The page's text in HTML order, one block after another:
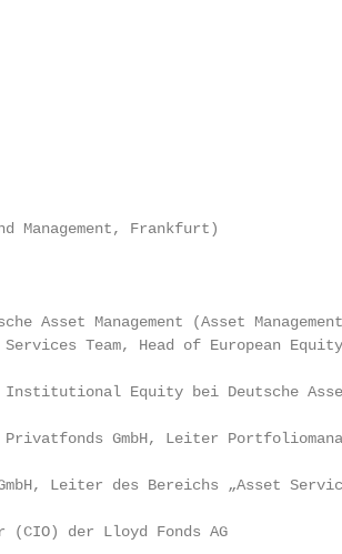
Management, Frankfurt)
Asset Management (Asset
Team, Head of European
Equity bei Deutsche
GmbH, Leiter
Leiter des Bereichs „Asset
(CIO) der Lloyd Fonds AG